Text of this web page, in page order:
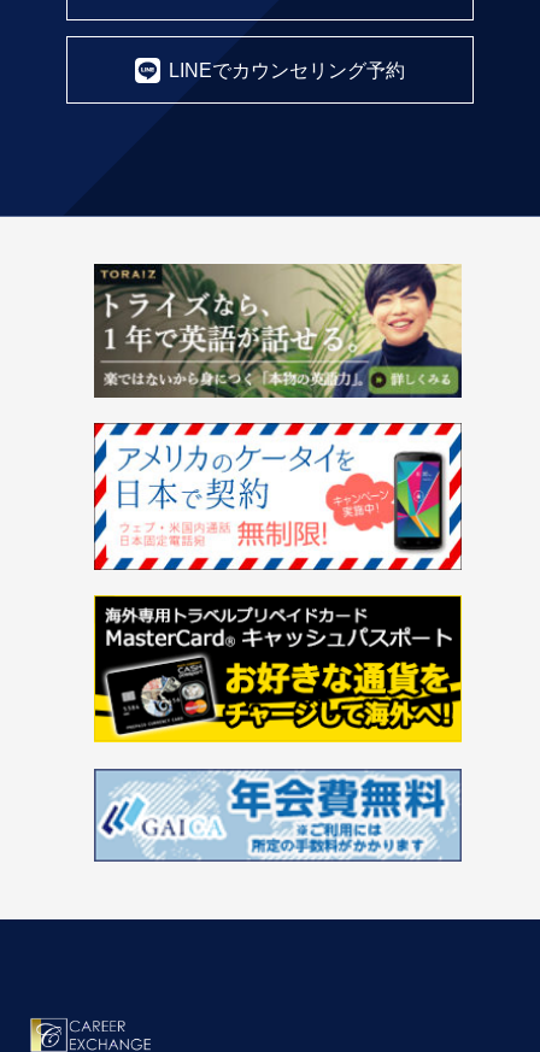
LINEでカウンセリング予約